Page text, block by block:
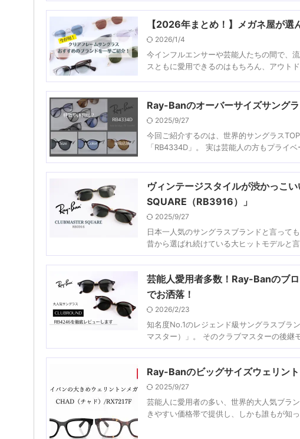
【2026年まとめ！】メガネ屋が選
2026/1/4
今インフルエンサーや芸能人たちの間で、
スともに愛用できるのはもちろん、アウト
Ray-Banのオーバーサイズサング
2025/9/27
今回ご紹介するのは、世界的サングラス
「RB4334D」。 実は芸能人の方もプライ
ヴィンテージスタイルが渋かっこ
SQUARE（RB3916）」
2025/9/27
日本一人気のサングラスブランドと言って
昔から選ばれ続けている大ヒットモデルと
芸能人愛用者多数！Ray-Banのブ
でお洒落！
2026/2/23
知名度No.1のレジェンド級サングラスブラ
マスター）」。 そのクラブマスターの後
Ray-Banのビッグサイズウェリン
2025/9/27
芸能人に愛用者の多い、世界的大人気ブラ
きやすい価格帯で提供し、しかも誰もが知